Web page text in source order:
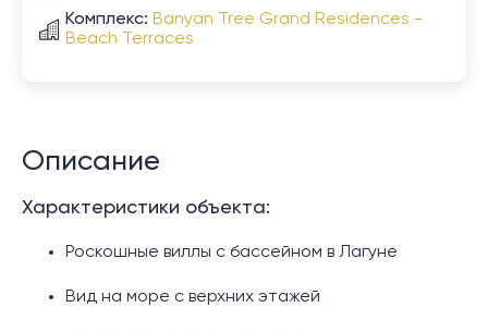
Комплекс: Banyan Tree Grand Residences -
Beach Terraces
Описание
Характеристики объекта:
Роскошные виллы с бассейном в Лагуне
Вид на море с верхних этажей